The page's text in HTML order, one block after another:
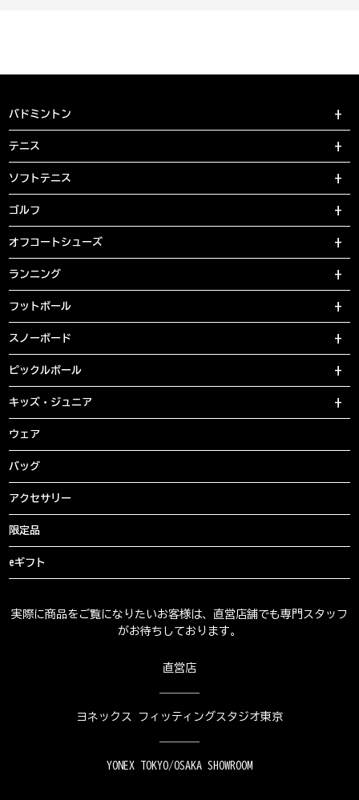
バドミントン
テニス
ソフトテニス
ゴルフ
オフコートシューズ
ランニング
フットボール
スノーボード
ピックルボール
キッズ・ジュニア
ウェア
バッグ
アクセサリー
限定品
eギフト
実際に商品をご覧になりたいお客様は、直営店舗でも専門スタッフ
がお待ちしております。
直営店
ヨネックス フィッティングスタジオ東京
YONEX TOKYO/OSAKA SHOWROOM